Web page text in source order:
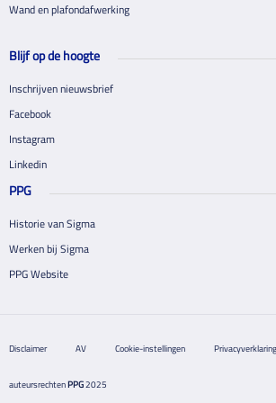
Wand en plafondafwerking
Blijf op de hoogte
Inschrijven nieuwsbrief
Facebook
Instagram
Linkedin
PPG
Historie van Sigma
Werken bij Sigma
PPG Website
Disclaimer AV Cookie-instellingen Privacyverklaring
auteursrechtenPPG2025